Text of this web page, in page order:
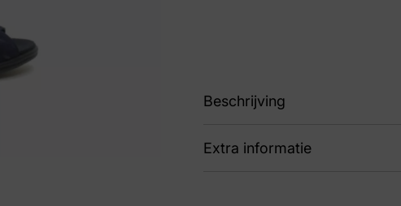
Beschrijving
sandaal
Extra informatie